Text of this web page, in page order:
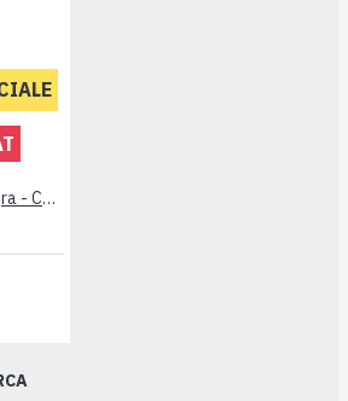
Curea Simpla Neagra - CUREA PLAIN NEAGRA - 2XL 3XL 4XL 5XL 6XL 7XL